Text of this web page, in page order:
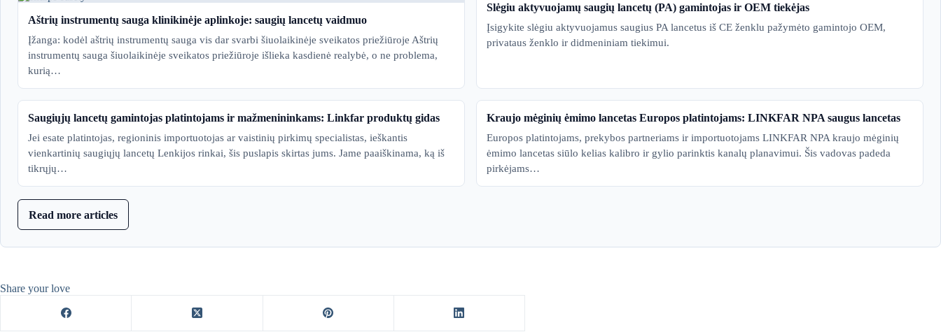
Aštrių instrumentų sauga klinikinėje aplinkoje: saugių lancetų vaidmuo
Įžanga: kodėl aštrių instrumentų sauga vis dar svarbi šiuolaikinėje sveikatos priežiūroje Aštrių
instrumentų sauga šiuolaikinėje sveikatos priežiūroje išlieka kasdienė realybė, o ne problema,
kurią…
Slėgiu aktyvuojamų saugių lancetų (PA) gamintojas ir OEM tiekėjas
Įsigykite slėgiu aktyvuojamus saugius PA lancetus iš CE ženklu pažymėto gamintojo OEM,
privataus ženklo ir didmeniniam tiekimui.
Saugiųjų lancetų gamintojas platintojams ir mažmenininkams: Linkfar produktų gidas
Jei esate platintojas, regioninis importuotojas ar vaistinių pirkimų specialistas, ieškantis
vienkartinių saugiųjų lancetų Lenkijos rinkai, šis puslapis skirtas jums. Jame paaiškinama, ką iš
tikrųjų…
Kraujo mėginių ėmimo lancetas Europos platintojams: LINKFAR NPA saugus lancetas
Europos platintojams, prekybos partneriams ir importuotojams LINKFAR NPA kraujo mėginių
ėmimo lancetas siūlo kelias kalibro ir gylio parinktis kanalų planavimui. Šis vadovas padeda
pirkėjams…
Read more articles
Share your love